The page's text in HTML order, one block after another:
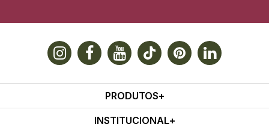
PRODUTOS
INSTITUCIONAL